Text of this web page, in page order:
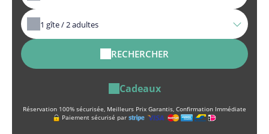
1 gîte /2adultes
RECHERCHER
Cadeaux
Réservation 100% sécurisée, Meilleurs Prix Garantis, Confirmation Immédiate
Paiement sécurisé par